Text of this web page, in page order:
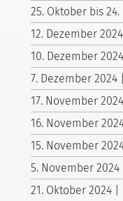
25. Oktober bis
12. Dezember
10. Dezember
7. Dezember
17. November
16. November
15. November
5. November
21. Oktober 2024